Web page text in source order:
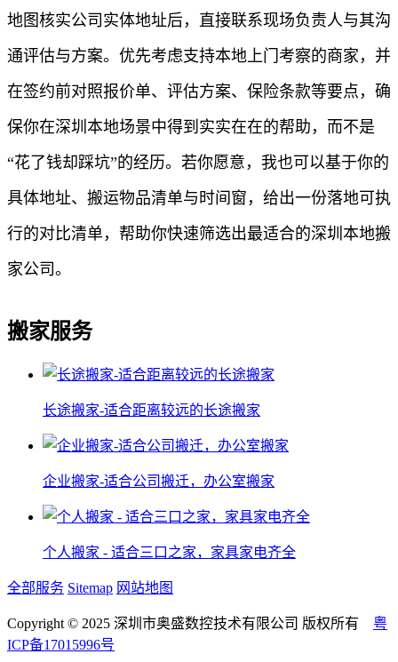
地图核实公司实体地址后，直接联系现场负责人与其沟
通评估与方案。优先考虑支持本地上门考察的商家，并
在签约前对照报价单、评估方案、保险条款等要点，确
保你在深圳本地场景中得到实实在在的帮助，而不是
“花了钱却踩坑”的经历。若你愿意，我也可以基于你的
具体地址、搬运物品清单与时间窗，给出一份落地可执
行的对比清单，帮助你快速筛选出最适合的深圳本地搬
家公司。
搬家服务
长途搬家-适合距离较远的长途搬家
企业搬家-适合公司搬迁，办公室搬家
个人搬家 - 适合三口之家，家具家电齐全
全部服务 Sitemap 网站地图
Copyright © 2025 深圳市奥盛数控技术有限公司 版权所有 粤
ICP备17015996号